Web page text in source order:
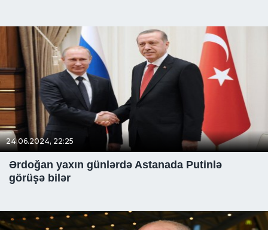
24.06.2024, 22:25
Ərdoğan yaxın günlərdə Astanada Putinlə
görüşə bilər